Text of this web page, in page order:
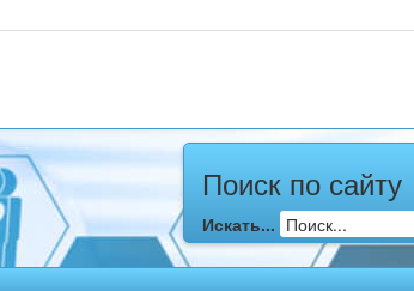
Поиск по сайту
Искать...